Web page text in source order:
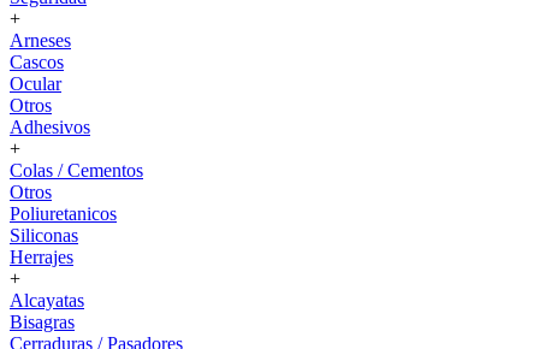
+
Arneses
Cascos
Ocular
Otros
Adhesivos
+
Colas / Cementos
Otros
Poliuretanicos
Siliconas
Herrajes
+
Alcayatas
Bisagras
Cerraduras / Pasadores